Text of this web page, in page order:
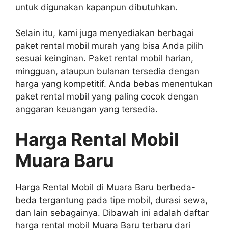
untuk digunakan kapanpun dibutuhkan.
Selain itu, kami juga menyediakan berbagai
paket rental mobil murah yang bisa Anda pilih
sesuai keinginan. Paket rental mobil harian,
mingguan, ataupun bulanan tersedia dengan
harga yang kompetitif. Anda bebas menentukan
paket rental mobil yang paling cocok dengan
anggaran keuangan yang tersedia.
Harga Rental Mobil
Muara Baru
Harga Rental Mobil di Muara Baru berbeda-
beda tergantung pada tipe mobil, durasi sewa,
dan lain sebagainya. Dibawah ini adalah daftar
harga rental mobil Muara Baru terbaru dari